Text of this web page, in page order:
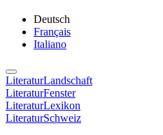
Deutsch
Français
Italiano
LiteraturLandschaft
LiteraturFenster
LiteraturLexikon
LiteraturSchweiz